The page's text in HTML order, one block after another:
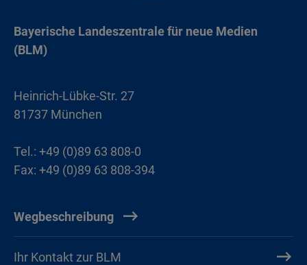
Bayerische Landeszentrale für neue Medien
(BLM)
Heinrich-Lübke-Str. 27
81737 München
Tel.: +49 (0)89 63 808-0
Fax: +49 (0)89 63 808-394
Wegbeschreibung
Ihr Kontakt zur BLM